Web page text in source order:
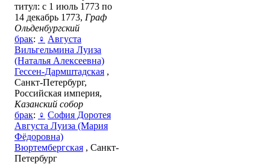
титул: с 1 июль 1773 по
14 декабрь 1773, Граф
Ольденбургский
брак: ♀ Августа
Вильгельмина Луиза
(Наталья Алексеевна)
Гессен-Дармштадская ,
Санкт-Петербург,
Российская империя,
Казанский собор
брак: ♀ София Доротея
Августа Луиза (Мария
Фёдоровна)
Вюртембергская , Санкт-
Петербург